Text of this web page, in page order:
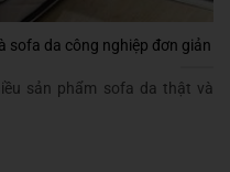
sofa da công nghiệp đơn giản
sản phẩm sofa da thật và